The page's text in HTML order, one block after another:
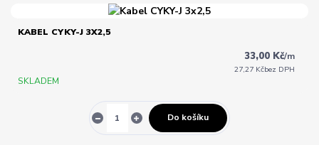
KABEL CYKY-J 3X2,5
33,00 Kč/m
27,27 Kčbez DPH
SKLADEM
Do košíku